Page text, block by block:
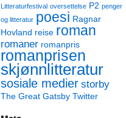
Litteraturfestival oversettelse P2 penger
og litteratur poesi Ragnar
Hovland reise roman
romaner romanpris
romanprisen
skjønnlitteratur
sosiale medier storby
The Great Gatsby Twitter